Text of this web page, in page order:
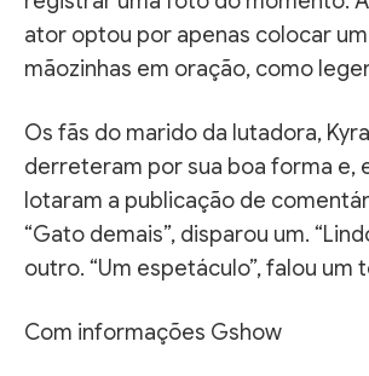
ator optou por apenas colocar
mãozinhas em oração, como
Os fãs do marido da lutadora,
derreteram por sua boa forma e,
lotaram a publicação de
“Gato demais”, disparou um.
outro. “Um espetáculo”, falou um
Com informações Gshow